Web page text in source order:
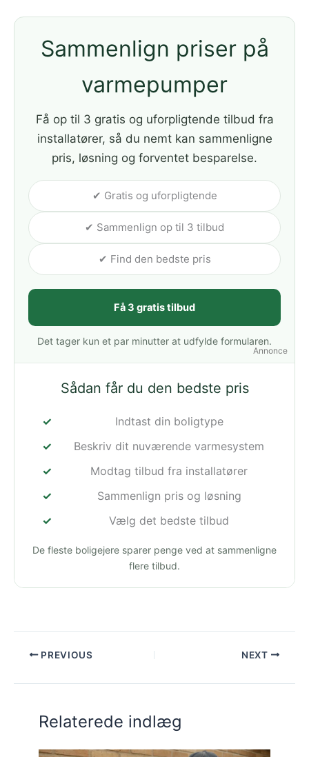
Annonce
Sammenlign priser på
varmepumper
Få op til 3 gratis og uforpligtende tilbud fra
installatører, så du nemt kan sammenligne
pris, løsning og forventet besparelse.
✔ Gratis og uforpligtende
✔ Sammenlign op til 3 tilbud
✔ Find den bedste pris
Få 3 gratis tilbud
Det tager kun et par minutter at udfylde formularen.
Sådan får du den bedste pris
Indtast din boligtype
Beskriv dit nuværende varmesystem
Modtag tilbud fra installatører
Sammenlign pris og løsning
Vælg det bedste tilbud
De fleste boligejere sparer penge ved at sammenligne
flere tilbud.
PREVIOUS NEXT
Relaterede indlæg